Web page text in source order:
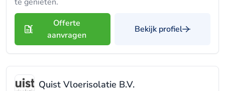
Offerte
aanvragen
Bekijk profiel
Quist Vloerisolatie B.V.